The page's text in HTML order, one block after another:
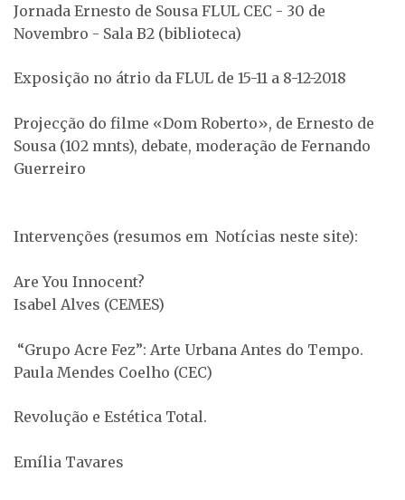
Jornada Ernesto de Sousa FLUL CEC - 30 de
Novembro - Sala B2 (biblioteca)
Exposição no átrio da FLUL de 15-11 a 8-12-2018
Projecção do filme «Dom Roberto», de Ernesto de
Sousa (102 mnts), debate, moderação de Fernando
Guerreiro
Intervenções (resumos em Notícias neste site):
Are You Innocent?
Isabel Alves (CEMES)
“Grupo Acre Fez”: Arte Urbana Antes do Tempo.
Paula Mendes Coelho (CEC)
Revolução e Estética Total.
Emília Tavares